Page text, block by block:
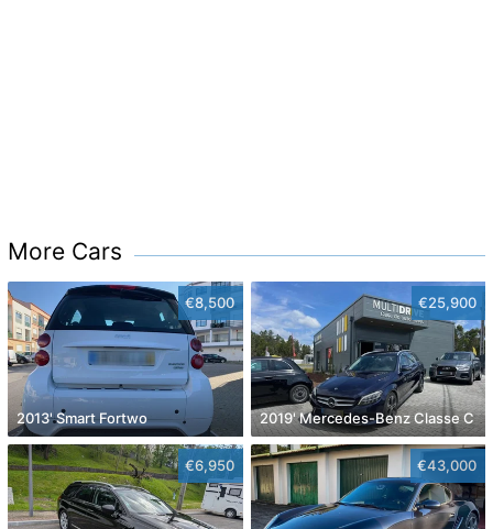
More Cars
€8,500
2013' Smart Fortwo
€25,900
2019' Mercedes-Benz Classe C
€6,950 €43,000